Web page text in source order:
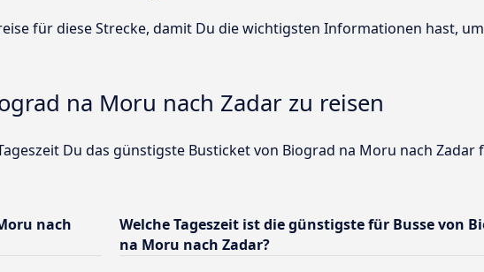
für diese Strecke, damit Du die wichtigsten Informationen hast,
na Moru nach Zadar zu reisen
Du das günstigste Busticket von Biograd na Moru nach Zadar
nach
Welche Tageszeit ist die günstigste für Busse von
na Moru nach Zadar?